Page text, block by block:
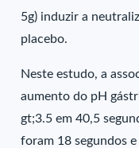
5g) induzir a
placebo.
Neste estudo, a
aumento do pH
gt;3.5 em 40,5
foram 18 segundos